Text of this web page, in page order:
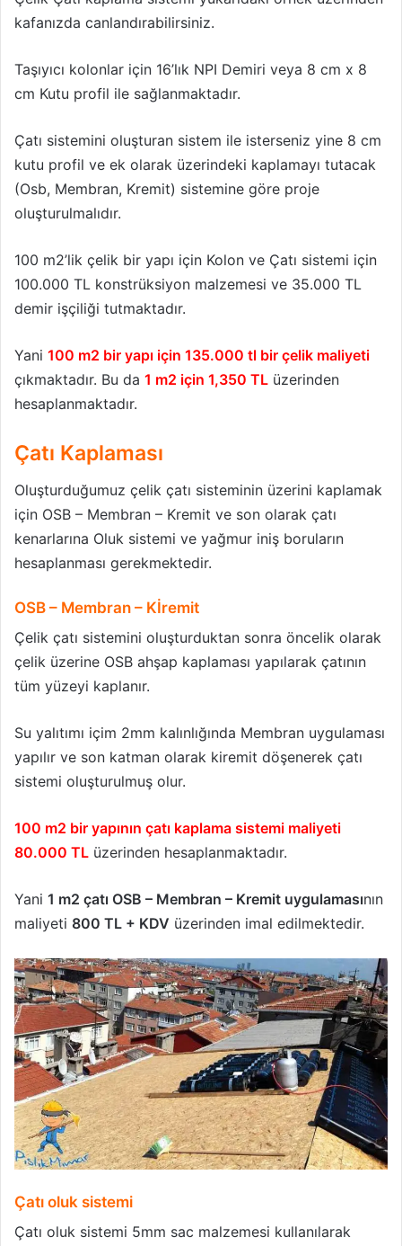
kafanızda canlandırabilirsiniz.
Taşıyıcı kolonlar için 16’lık NPI Demiri veya 8 cm x 8
cm Kutu profil ile sağlanmaktadır.
Çatı sistemini oluşturan sistem ile isterseniz yine 8 cm
kutu profil ve ek olarak üzerindeki kaplamayı tutacak
(Osb, Membran, Kremit) sistemine göre proje
oluşturulmalıdır.
100 m2’lik çelik bir yapı için Kolon ve Çatı sistemi için
100.000 TL konstrüksiyon malzemesi ve 35.000 TL
demir işçiliği tutmaktadır.
Yani 100 m2 bir yapı için 135.000 tl bir çelik maliyeti
çıkmaktadır. Bu da 1 m2 için 1,350 TL üzerinden
hesaplanmaktadır.
Çatı Kaplaması
Oluşturduğumuz çelik çatı sisteminin üzerini kaplamak
için OSB – Membran – Kremit ve son olarak çatı
kenarlarına Oluk sistemi ve yağmur iniş boruların
hesaplanması gerekmektedir.
OSB – Membran – Kİremit
Çelik çatı sistemini oluşturduktan sonra öncelik olarak
çelik üzerine OSB ahşap kaplaması yapılarak çatının
tüm yüzeyi kaplanır.
Su yalıtımı içim 2mm kalınlığında Membran uygulaması
yapılır ve son katman olarak kiremit döşenerek çatı
sistemi oluşturulmuş olur.
100 m2 bir yapının çatı kaplama sistemi maliyeti
80.000 TL üzerinden hesaplanmaktadır.
Yani 1 m2 çatı OSB – Membran – Kremit uygulamasının
maliyeti 800 TL + KDV üzerinden imal edilmektedir.
Çatı oluk sistemi
Çatı oluk sistemi 5mm sac malzemesi kullanılarak